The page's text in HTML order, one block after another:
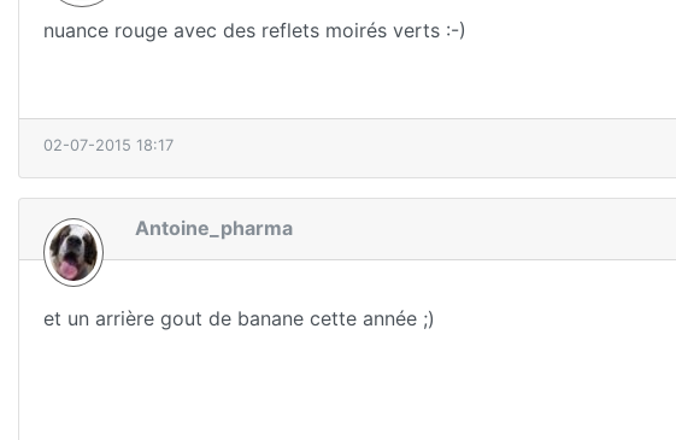
nuance rouge avec des reflets moirés verts :-)
02-07-2015 18:17
Antoine_pharma
et un arrière gout de banane cette année ;)